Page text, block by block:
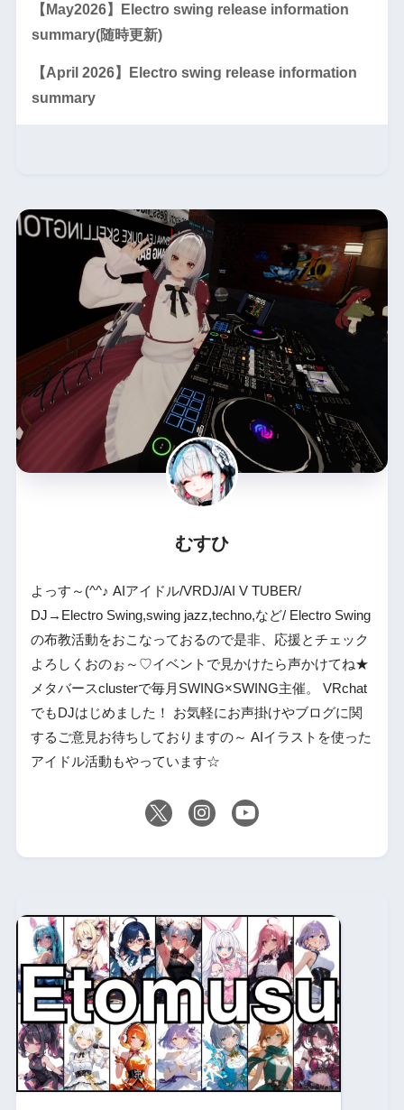
【May2026】Electro swing release information
summary(随時更新)
【April 2026】Electro swing release information
summary
むすひ
よっす～(^^♪ AIアイドル/VRDJ/AI V TUBER/
DJ→Electro Swing,swing jazz,techno,など/ Electro Swing
の布教活動をおこなっておるので是非、応援とチェック
よろしくおのぉ～♡イベントで見かけたら声かけてね★
メタバースclusterで毎月SWING×SWING主催。 VRchat
でもDJはじめました！ お気軽にお声掛けやブログに関
するご意見お待ちしておりますの～ AIイラストを使った
アイドル活動もやっています☆